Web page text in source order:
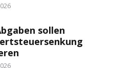
sollen